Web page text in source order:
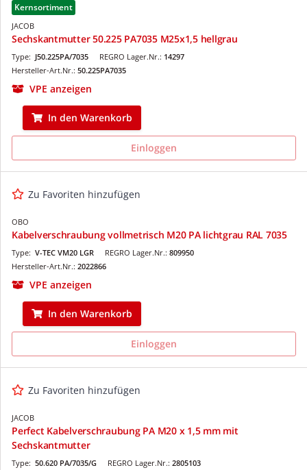
Kernsortiment
JACOB
Sechskantmutter 50.225 PA7035 M25x1,5 hellgrau
REGRO Lager.Nr.: 14297
Type: J50.225PA/7035
Hersteller-Art.Nr.: 50.225PA7035
VPE anzeigen
In den Warenkorb
Einloggen
Zu Favoriten hinzufügen
OBO
Kabelverschraubung vollmetrisch M20 PA lichtgrau RAL 7035
REGRO Lager.Nr.: 809950
Type: V-TEC VM20 LGR
Hersteller-Art.Nr.: 2022866
VPE anzeigen
In den Warenkorb
Einloggen
Zu Favoriten hinzufügen
JACOB
Perfect Kabelverschraubung PA M20 x 1,5 mm mit
Sechskantmutter
REGRO Lager.Nr.: 2805103
Type: 50.620 PA/7035/G